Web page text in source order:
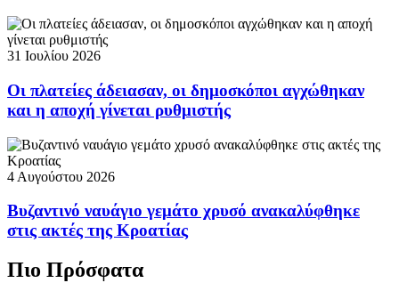
31 Ιουλίου 2026
Οι πλατείες άδειασαν, οι δημοσκόποι αγχώθηκαν
και η αποχή γίνεται ρυθμιστής
4 Αυγούστου 2026
Βυζαντινό ναυάγιο γεμάτο χρυσό ανακαλύφθηκε
στις ακτές της Κροατίας
Πιο Πρόσφατα